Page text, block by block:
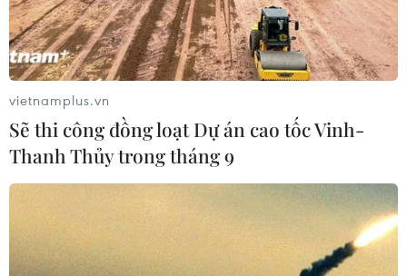
Ukraine và Ba Lan đàm phán về việc quá
cảnh lương thực và ngũ cốc
vietnamplus.vn
Sẽ thi công đồng loạt Dự án cao tốc Vinh-
Thanh Thủy trong tháng 9